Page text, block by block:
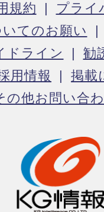
規約
プライ
てのお願い
ドライン
勧
用情報
掲載
の他お問い合